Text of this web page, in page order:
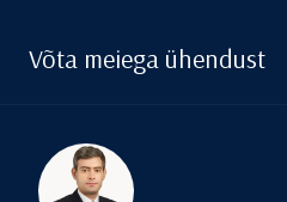
Võta meiega ühendust